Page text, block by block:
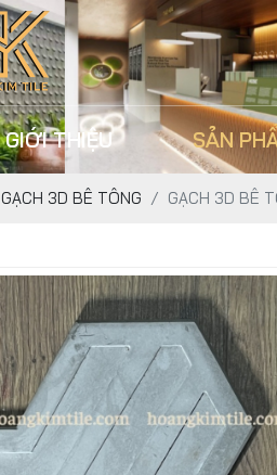
GIỚI THIỆU SẢN
GẠCH 3D BÊ TÔNG GẠCH 3D BÊ